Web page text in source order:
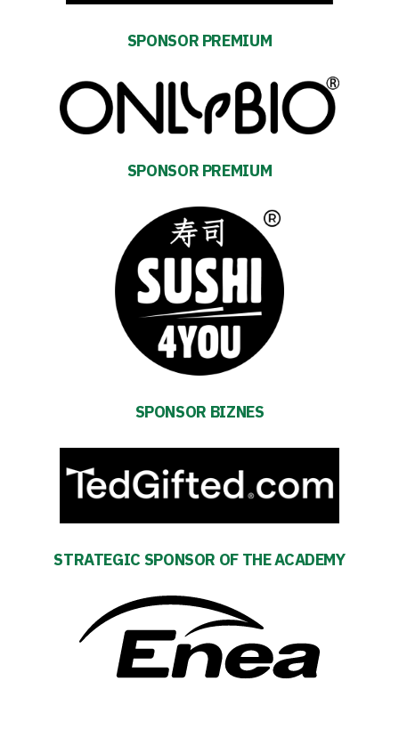
Accessibility
Tickets
Contact
First
SPONSOR PREMIUM
SPONSOR PREMIUM
SPONSOR BIZNES
STRATEGIC SPONSOR OF THE ACADEMY